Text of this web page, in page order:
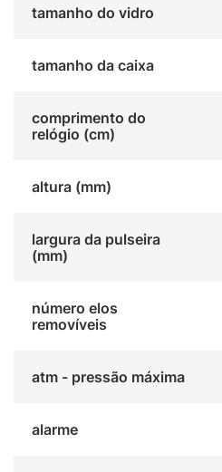
tamanho do vidro
tamanho da caixa
comprimento do
relógio (cm)
altura (mm)
largura da pulseira
(mm)
número elos
removíveis
atm - pressão máxima
alarme